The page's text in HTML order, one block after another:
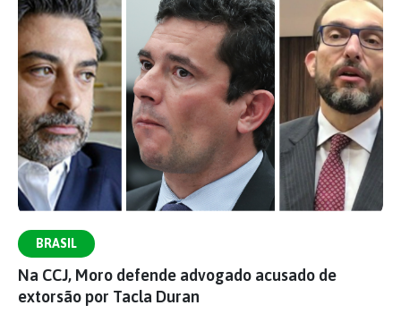
BRASIL
Na CCJ, Moro defende advogado acusado de
extorsão por Tacla Duran